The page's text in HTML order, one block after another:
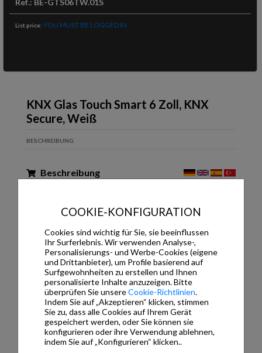
Ref.: BE-GTS06TW.01S
List price: YOU MUST BE LOGGED IN
KNX Glas Touch Smart 6 Zoll, KNX
Secure, Weiß
BESCHREIBUNG
Beschreibung
As individual as you are" is the motto of the new MDT
high-quality design. Horizontally and vertically mountable,
the 6-inch display can be individually divided via the ETS
and customised with colours, logo or background image.
An all-round orientation light rounds off the modern
design of the Glass Touch Smart. Equipped with up to 64
functions, up to 12 status displays can be visualised on
individual levels. The push-button is equipped with a
temperature sensor and a room temperature controller
for heating and cooling mode.
Product features
Multifunctional capacitive, high-resolution 6-inch
COOKIE-KONFIGURATION
Cookies sind wichtig für Sie, sie beeinflussen
Ihr Surferlebnis. Wir verwenden Analyse-,
Personalisierungs- und Werbe-Cookies (eigene
und Drittanbieter), um Profile basierend auf
Surfgewohnheiten zu erstellen und Ihnen
personalisierte Inhalte anzuzeigen. Bitte
überprüfen Sie unsereCookie-Richtlinien.
Indem Sie auf „Akzeptieren“ klicken, stimmen
Sie zu, dass alle Cookies auf Ihrem Gerät
gespeichert werden, oder Sie können sie
konfigurieren oder ihre Verwendung ablehnen,
indem Sie auf „Konfigurieren“ klicken..